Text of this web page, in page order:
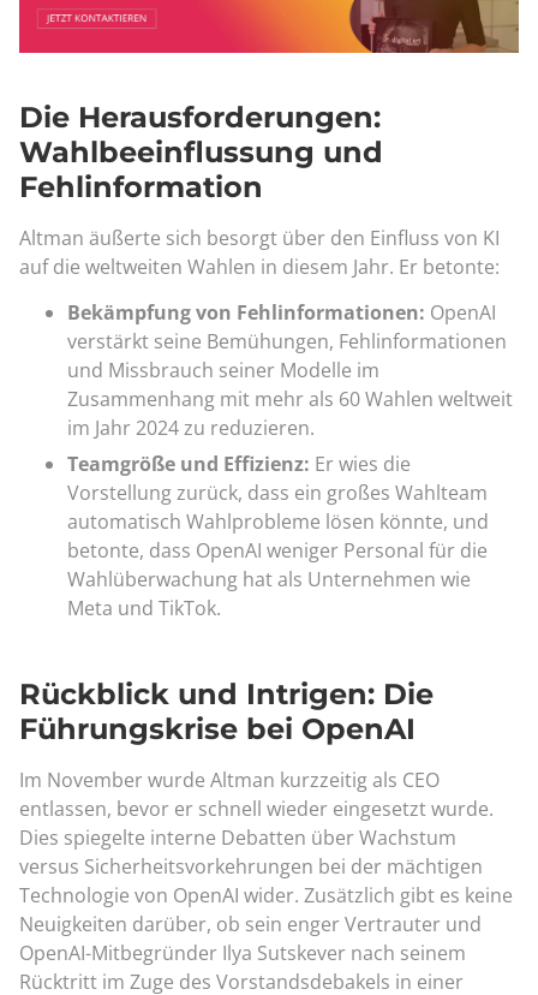
Die Herausforderungen:
Wahlbeeinflussung und
Fehlinformation
Altman äußerte sich besorgt über den Einfluss von KI
auf die weltweiten Wahlen in diesem Jahr. Er betonte:
Bekämpfung von Fehlinformationen: OpenAI
verstärkt seine Bemühungen, Fehlinformationen
und Missbrauch seiner Modelle im
Zusammenhang mit mehr als 60 Wahlen weltweit
im Jahr 2024 zu reduzieren.
Teamgröße und Effizienz: Er wies die
Vorstellung zurück, dass ein großes Wahlteam
automatisch Wahlprobleme lösen könnte, und
betonte, dass OpenAI weniger Personal für die
Wahlüberwachung hat als Unternehmen wie
Meta und TikTok.
Rückblick und Intrigen: Die
Führungskrise bei OpenAI
Im November wurde Altman kurzzeitig als CEO
entlassen, bevor er schnell wieder eingesetzt wurde.
Dies spiegelte interne Debatten über Wachstum
versus Sicherheitsvorkehrungen bei der mächtigen
Technologie von OpenAI wider. Zusätzlich gibt es keine
Neuigkeiten darüber, ob sein enger Vertrauter und
OpenAI-Mitbegründer Ilya Sutskever nach seinem
Rücktritt im Zuge des Vorstandsdebakels in einer